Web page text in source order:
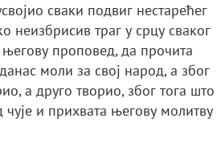
сваки подвиг нестарећег
неизбрисив траг у срцу сваког
проповед, да прочита
моли за свој народ, а због
а друго творио, због тога што
и прихвата његову молитву